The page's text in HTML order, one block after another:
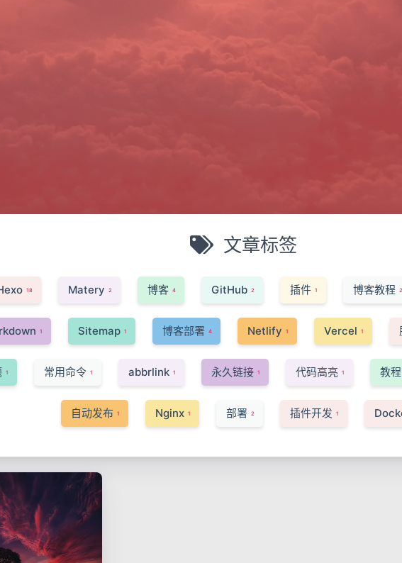
文章标签
18 Matery 2 博客 4 GitHub 2 插件 1 博客教程 2
1 Sitemap 1 博客部署 4 Netlify 1 Vercel 1
1 常用命令 1 abbrlink 1 永久链接 1 代码高亮 1 教程
自动发布 1 Nginx 1 部署 2 插件开发 1